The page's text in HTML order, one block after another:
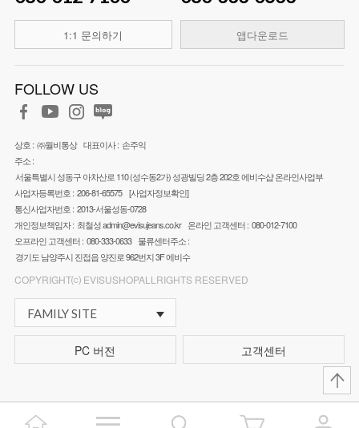
1:1 문의하기 앱다운로드
FOLLOW US
상호 : ㈜월비통상 대표이사 : 손주익
주소 :
서울특별시 성동구 아차산로 110 (성수동2가) 성광빌딩 2층 202호 에비수샵 온라인사업부
사업자등록번호 : 206-81-65575 [사업자정보확인]
통신사업자번호 : 2013-서울성동-0728
개인정보책임자 : 최철성admin@evisujeans.co.kr 온라인 고객센터 : 080-012-7100
오프라인 고객센터 : 080-333-0633 물류센터주소 :
경기도 남양주시 진접읍 양진로 962번지 3F 에비수
COPYRIGHT⒞ EVISUSHOPALLRIGHTS RESERVED
FAMILY SITE
PC 버전 고객센터